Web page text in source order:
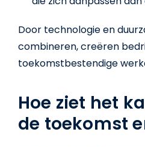
Door technologie en
combineren, creëren
toekomstbestendige
Hoe ziet het
de toekomst